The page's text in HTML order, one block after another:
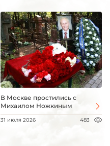
В Москве простились с
Михаилом Ножкиным
31 июля 2026 483